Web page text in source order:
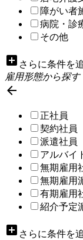
障がい者
病院・診
その他
add_box さらに条件を
雇用形態から探す

正社員
契約社員
派遣社員
アルバイ
無期雇用
無期雇用
有期雇用
紹介予定
add_box さらに条件を